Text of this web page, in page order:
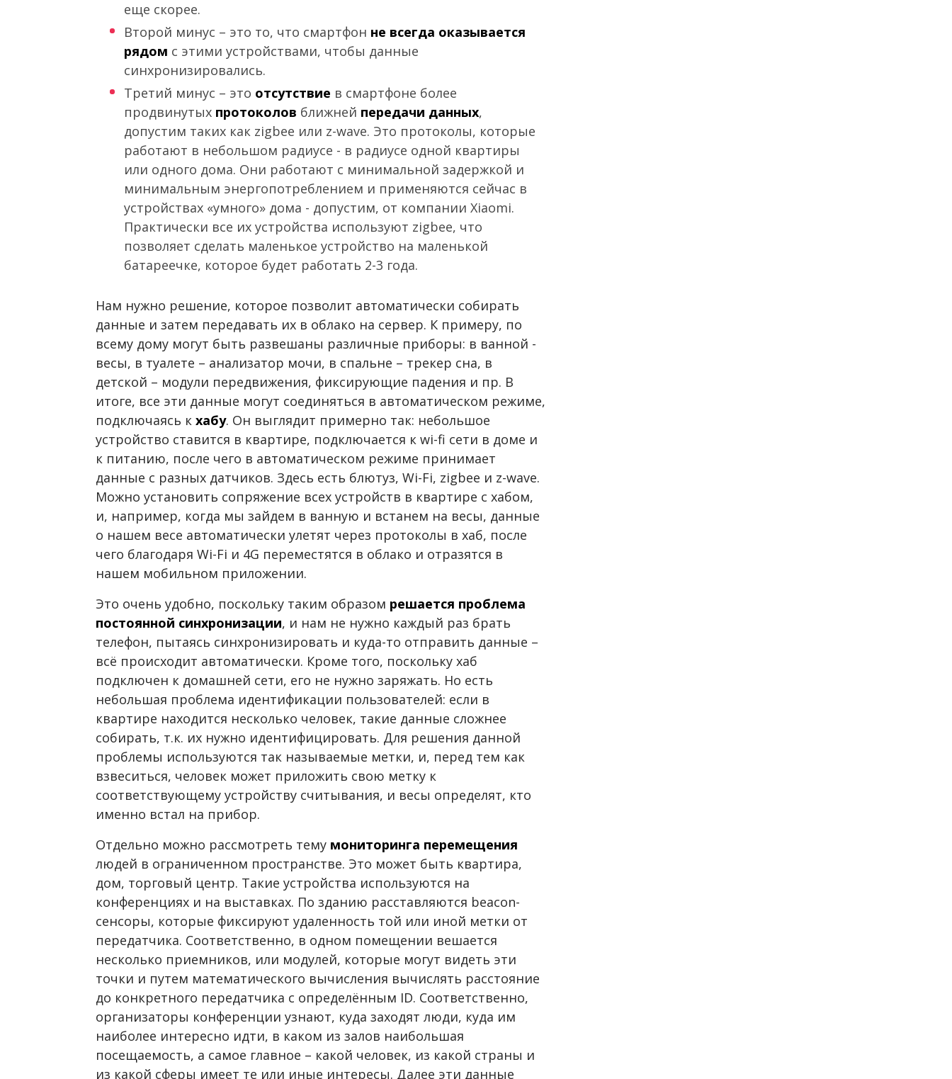
еще скорее.
Второй минус – это то, что смартфон не всегда оказывается
рядом с этими устройствами, чтобы данные
синхронизировались.
​Третий минус – это отсутствие в смартфоне более
продвинутых протоколов ближней передачи данных,
допустим таких как zigbee или z-wave. Это протоколы, которые
работают в небольшом радиусе - в радиусе одной квартиры
или одного дома. Они работают с минимальной задержкой и
минимальным энергопотреблением и применяются сейчас в
устройствах «умного» дома - допустим, от компании Xiaomi.
Практически все их устройства используют zigbee, что
позволяет сделать маленькое устройство на маленькой
батареечке, которое будет работать 2-3 года.
Нам нужно решение, которое позволит автоматически собирать
данные и затем передавать их в облако на сервер. К примеру, по
всему дому могут быть развешаны различные приборы: в ванной -
весы, в туалете – анализатор мочи, в спальне – трекер сна, в
детской – модули передвижения, фиксирующие падения и пр. В
итоге, все эти данные могут соединяться в автоматическом режиме,
подключаясь к хабу. Он выглядит примерно так: небольшое
устройство ставится в квартире, подключается к wi-fi сети в доме и
к питанию, после чего в автоматическом режиме принимает
данные с разных датчиков. Здесь есть блютуз, Wi-Fi, zigbee и z-wave.
Можно установить сопряжение всех устройств в квартире с хабом,
и, например, когда мы зайдем в ванную и встанем на весы, данные
о нашем весе автоматически улетят через протоколы в хаб, после
чего благодаря Wi-Fi и 4G переместятся в облако и отразятся в
нашем мобильном приложении.
Это очень удобно, поскольку таким образом решается проблема
постоянной синхронизации, и нам не нужно каждый раз брать
телефон, пытаясь синхронизировать и куда-то отправить данные –
всё происходит автоматически. Кроме того, поскольку хаб
подключен к домашней сети, его не нужно заряжать. Но есть
небольшая проблема идентификации пользователей: если в
квартире находится несколько человек, такие данные сложнее
собирать, т.к. их нужно идентифицировать. Для решения данной
проблемы используются так называемые метки, и, перед тем как
взвеситься, человек может приложить свою метку к
соответствующему устройству считывания, и весы определят, кто
именно встал на прибор.
Отдельно можно рассмотреть тему мониторинга перемещения
людей в ограниченном пространстве. Это может быть квартира,
дом, торговый центр. Такие устройства используются на
конференциях и на выставках. По зданию расставляются beacon-
сенсоры, которые фиксируют удаленность той или иной метки от
передатчика. Соответственно, в одном помещении вешается
несколько приемников, или модулей, которые могут видеть эти
точки и путем математического вычисления вычислять расстояние
до конкретного передатчика с определённым ID. Соответственно,
организаторы конференции узнают, куда заходят люди, куда им
наиболее интересно идти, в каком из залов наибольшая
посещаемость, а самое главное – какой человек, из какой страны и
из какой сферы имеет те или иные интересы. Далее эти данные